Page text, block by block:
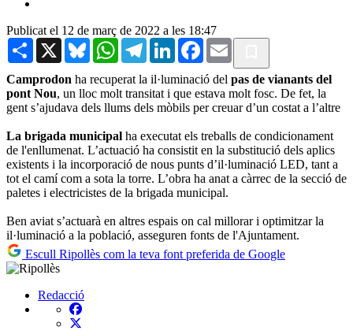
Publicat el 12 de març de 2022 a les 18:47
Share X BlueskyWhatsAppTelegramLinkedInFacebook
Email
Camprodon ha recuperat la il·luminació del pas de vianants del
pont Nou, un lloc molt transitat i que estava molt fosc. De fet, la
gent s’ajudava dels llums dels mòbils per creuar d’un costat a l’altre
La brigada municipal ha executat els treballs de condicionament
de l'enllumenat. L’actuació ha consistit en la substitució dels aplics
existents i la incorporació de nous punts d’il·luminació LED, tant a
tot el camí com a sota la torre. L’obra ha anat a càrrec de la secció de
paletes i electricistes de la brigada municipal.
Ben aviat s’actuarà en altres espais on cal millorar i optimitzar la
il·luminació a la població, asseguren fonts de l'Ajuntament.
Escull Ripollès com la teva font preferida de Google
Redacció